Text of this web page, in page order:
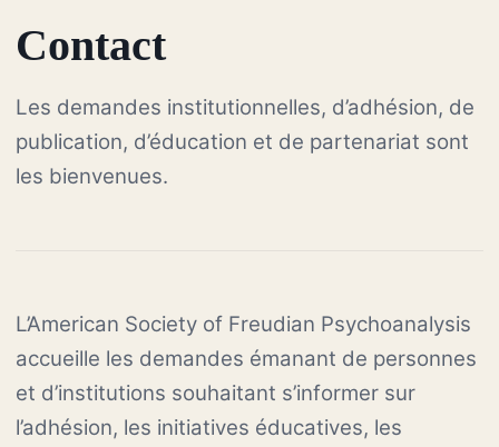
Contact
Les demandes institutionnelles, d’adhésion, de
publication, d’éducation et de partenariat sont
les bienvenues.
L’American Society of Freudian Psychoanalysis
accueille les demandes émanant de personnes
et d’institutions souhaitant s’informer sur
l’adhésion, les initiatives éducatives, les